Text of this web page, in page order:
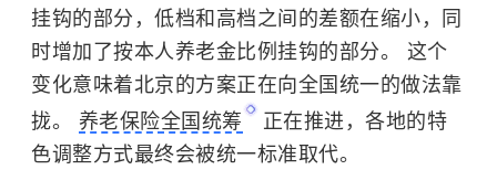
挂钩的部分，低档和高档之间的差额在缩小，同
时增加了按本人养老金比例挂钩的部分。 这个
变化意味着北京的方案正在向全国统一的做法靠
拢。 养老保险全国统筹
正在推进，各地的特
色调整方式最终会被统一标准取代。